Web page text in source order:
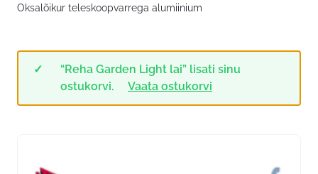
Oksalõikur teleskoopvarrega alumiinium
“Reha Garden Light lai” lisati sinu
ostukorvi.
Vaata ostukorvi